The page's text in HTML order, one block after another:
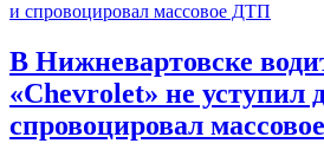
​В Нижневартовске
«Chevrolet» не уступил
спровоцировал